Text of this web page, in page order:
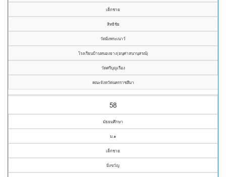
เด็กชาย
สิทธิชัย
วัดมิ่งพระเนาว์
โรงเรียนบ้านหนองยาง(อนุศาสนานุสรณ์)
วัดศรีบุญเรือง
คณะจังหวัดนครราชสีมา
58
มัธยมศึกษา
ม.๑
เด็กชาย
มิ่งขวัญ